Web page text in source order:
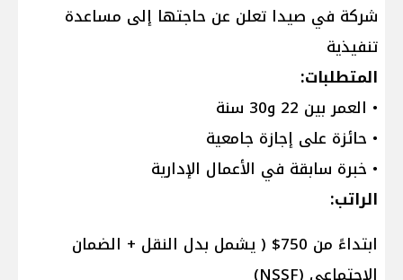
شركة في صيدا تعلن عن حاجتها إلى مساعدة
تنفيذية
المتطلبات:
• العمر بين 22 و30 سنة
• حائزة على إجازة جامعية
• خبرة سابقة في الأعمال الإدارية
الراتب:
ابتداءً من 750$ ( يشمل بدل النقل + الضمان
الاجتماعي (NSSF)